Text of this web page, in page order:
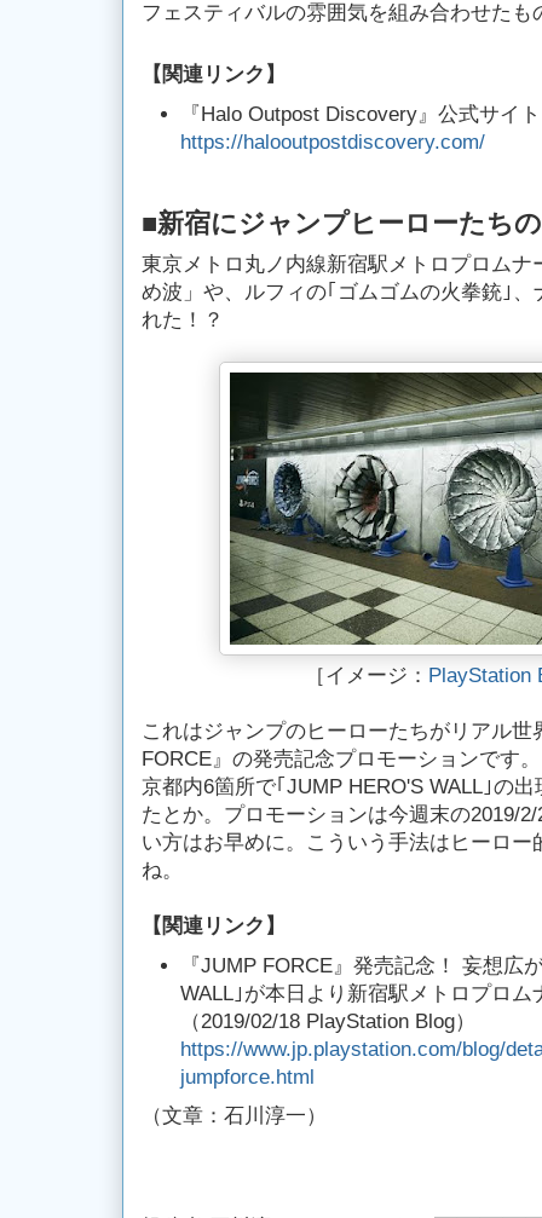
フェスティバルの雰囲気を組み合わせた
【関連リンク】
『Halo Outpost Discovery』公式サイ
https://halooutpostdiscovery.com/
■新宿にジャンプヒーローたち
東京メトロ丸ノ内線新宿駅メトロプロム
め波」や、ルフィの｢ゴムゴムの火拳銃｣
れた！？
［イメージ： PlayStation
これはジャンプのヒーローたちがリアル世
FORCE』の発売記念プロモーションです
京都内6箇所で｢JUMP HERO'S WALL｣の
たとか。プロモーションは今週末の2019/
い方はお早めに。こういう手法はヒーロ
ね。
【 関連リンク】
『JUMP FORCE』発売記念！ 妄想広
WALL｣が本日より新宿駅メトロプロム
（2019/02/18 PlayStation Blog）
https://www.jp.playstation.com/blog/
jumpforce.html
（文章：石川淳一）